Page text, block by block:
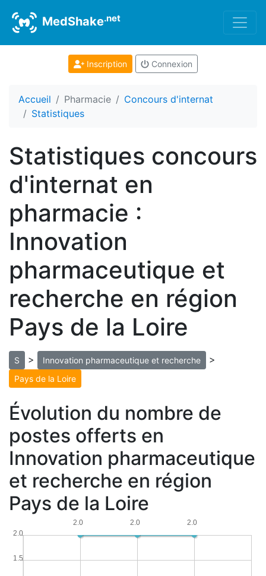
MedShake.net
Inscription Connexion
Accueil Pharmacie
Concours d'internat
Statistiques
Statistiques concours
d'internat en
pharmacie :
Innovation
pharmaceutique et
recherche en région
Pays de la Loire
S > Innovation pharmaceutique et recherche >
Pays de la Loire
Évolution du nombre de
postes offerts en
Innovation pharmaceutique
et recherche en région
Pays de la Loire
1.5
2.0
2.0
2.0
2.0